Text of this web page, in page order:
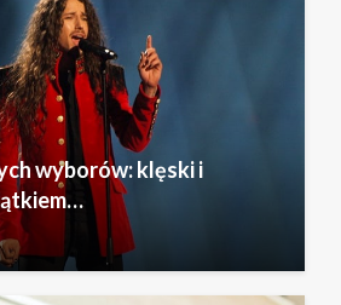
wyborów: klęski i